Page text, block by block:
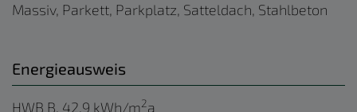
Massiv Parkett Parkplatz Satteldach Stahlbeton
Energieausweis
HWB B, 42.9 kWh/m2a